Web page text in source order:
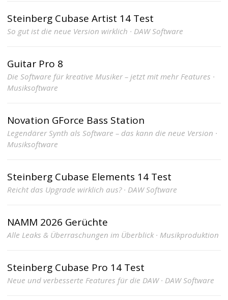
Steinberg Cubase Artist 14 Test
So gut ist die neue Version wirklich · DAW Software
Guitar Pro 8
Die Software für kreative Musiker – jetzt mit mehr Features ·
Musiksoftware
Novation GForce Bass Station
Legendärer Synth als Software – das kann die neue Version ·
Musiksoftware
Steinberg Cubase Elements 14 Test
Reicht das Upgrade wirklich aus? · DAW Software
NAMM 2026 Gerüchte
Alle Leaks & Überraschungen im Überblick · Musikproduktion
Steinberg Cubase Pro 14 Test
Neue und verbesserte Features für die DAW · DAW Software